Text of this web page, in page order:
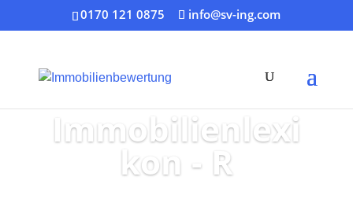
0170 121 0875 info@sv-ing.com
Immobilienlexi
kon - R